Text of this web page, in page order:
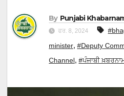
By Punjabi
ਫਰ. 8, 2024
minister, #Deputy
Channel, #ਪੰਜਾਬੀ